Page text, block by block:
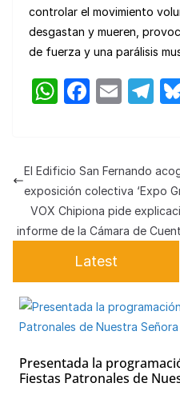
controlar el movimiento
desgastan y mueren,
de fuerza y una parálisis
W
s
A
p
p
F
e
b
o
o
k
E
T
gr
a
m
El Edificio San Fernando
exposición colectiva ‘Expo
VOX Chipiona pide
informe de la Cámara de
Latest
Presentada la
Fiestas Patronales de